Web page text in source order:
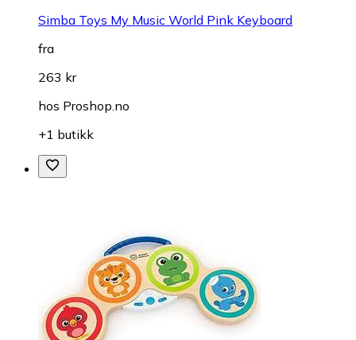
Simba Toys My Music World Pink Keyboard
fra
263 kr
hos Proshop.no
+1 butikk